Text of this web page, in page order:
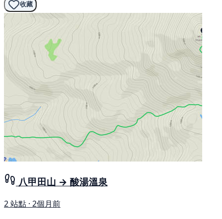
收藏
八甲田山 → 酸湯溫泉
2 站點 · 2個月前